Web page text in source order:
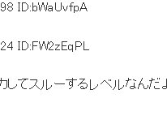
ID:bWaUvfpA
ID:FW2zEqPL
してスルーするレベルなん